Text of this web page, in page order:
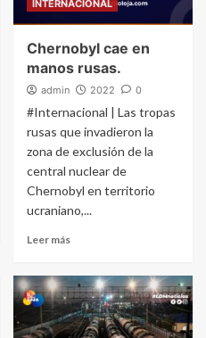
INTERNACIONAL
Chernobyl cae en
manos rusas.
admin 2022 0
#Internacional | Las tropas
rusas que invadieron la
zona de exclusión de la
central nuclear de
Chernobyl en territorio
ucraniano,...
Leer más